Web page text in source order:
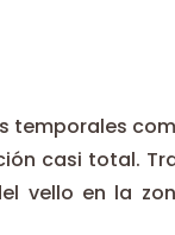
temporales
casi total.
vello en la